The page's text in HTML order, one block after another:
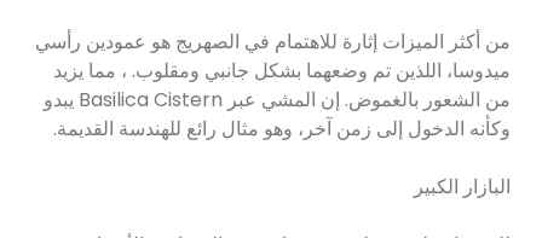
من أكثر الميزات إثارة للاهتمام في الصهريج هو عمودين رأسي
ميدوسا، اللذين تم وضعهما بشكل جانبي ومقلوب. ، مما يزيد
من الشعور بالغموض. إن المشي عبر Basilica Cistern يبدو
وكأنه الدخول إلى زمن آخر، وهو مثال رائع للهندسة القديمة.
البازار الكبير